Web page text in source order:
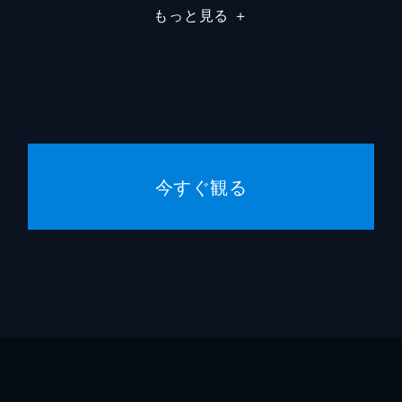
ーチリゾートへ行くことに。喧嘩をしていたジャックとティ
ェールはジャックから会社ではガンとの仲の良さを他言しな
もっと見る ＋
今すぐ観る